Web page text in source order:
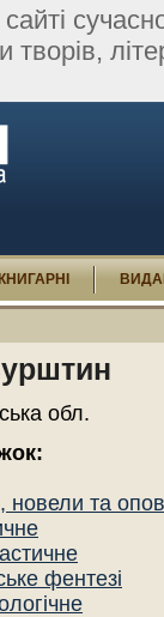
КНИГАРНІ
обл.
новели та
фентезі